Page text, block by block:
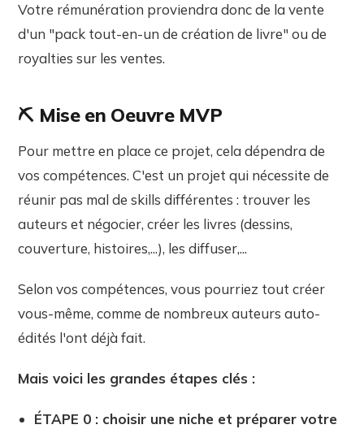
Votre rémunération proviendra donc de la vente
d'un "pack tout-en-un de création de livre" ou de
royalties sur les ventes.
⛏️ Mise en Oeuvre MVP
Pour mettre en place ce projet, cela dépendra de
vos compétences. C'est un projet qui nécessite de
réunir pas mal de skills différentes : trouver les
auteurs et négocier, créer les livres (dessins,
couverture, histoires,...), les diffuser,...
Selon vos compétences, vous pourriez tout créer
vous-même, comme de nombreux auteurs auto-
édités l'ont déjà fait.
Mais voici les grandes étapes clés :
ÉTAPE 0 : choisir une niche et préparer votre